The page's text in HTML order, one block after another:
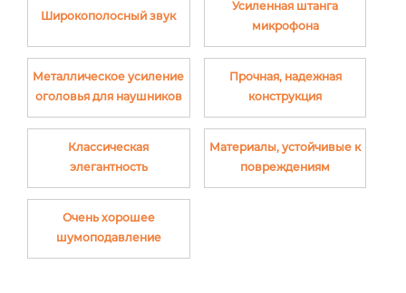
Широкополосный звук
Усиленная штанга
микрофона
Металлическое усиление
оголовья для наушников
Прочная, надежная
конструкция
Классическая
элегантность
Материалы, устойчивые к
повреждениям
Очень хорошее
шумоподавление